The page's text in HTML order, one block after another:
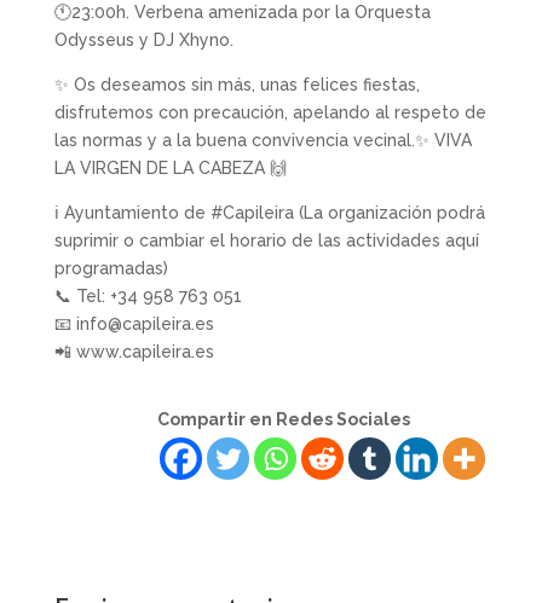
🕚23:00h. Verbena amenizada por la Orquesta
Odysseus y DJ Xhyno.
✨ Os deseamos sin más, unas felices fiestas,
disfrutemos con precaución, apelando al respeto de
las normas y a la buena convivencia vecinal.✨ VIVA
LA VIRGEN DE LA CABEZA 🙌
ℹ️ Ayuntamiento de #Capileira (La organización podrá
suprimir o cambiar el horario de las actividades aquí
programadas)
📞 Tel: +34 958 763 051
📧 info@capileira.es
📲 www.capileira.es
Compartir en Redes Sociales